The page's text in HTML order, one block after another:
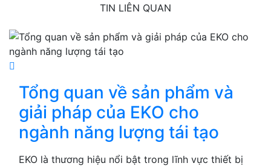
TIN LIÊN QUAN
Tổng quan về sản phẩm và
giải pháp của EKO cho
ngành năng lượng tái tạo
EKO là thương hiệu nổi bật trong lĩnh vực thiết bị